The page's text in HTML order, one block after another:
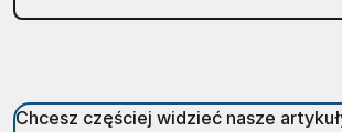
Chcesz częściej widzieć nasze